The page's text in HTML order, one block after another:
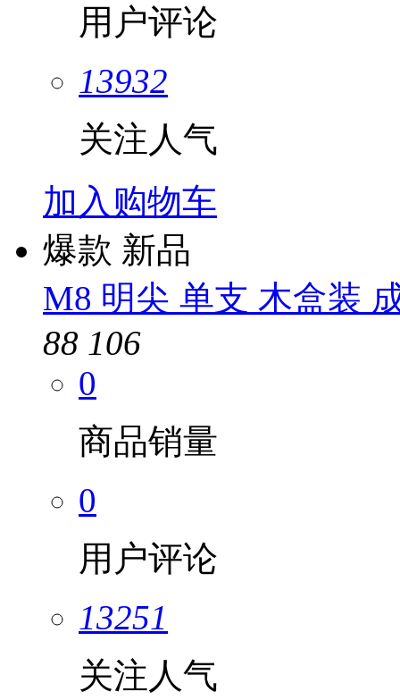
用户评论
13932
关注人气
加入购物车
爆款 新品
M8 明尖 单支 木盒装
88 106
0
商品销量
0
用户评论
13251
关注人气